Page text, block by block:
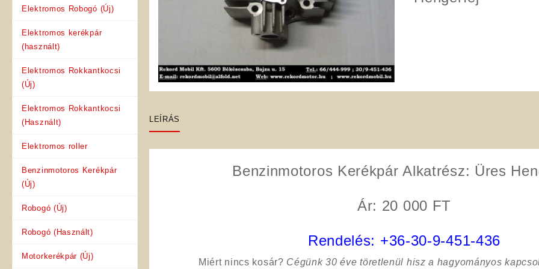
Elektromos Robogó (Új)
Elektromos kerékpár
(használt)
Elektromos Rokkantkocsi
(Új)
Elektromos Rokkantkocsi
(Használt)
Elektromos roller
Benzinmotoros Kerékpár
(Új)
Robogó (Új)
Robogó (Használt)
Motorkerékpár (Új)
LEÍRÁS
Benzinmotoros KerékpárAlkatrész: Üres
Ár: 20 000 FT
Rendelés: +36-30-9-451-436
Miért nincs kosár? Cégünk 30 éve töretlenül hisz a hagyományos